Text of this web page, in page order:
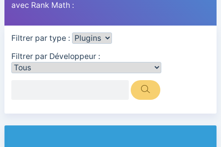
avec Rank Math :
Filtrer par type :
Filtrer par Développeur :